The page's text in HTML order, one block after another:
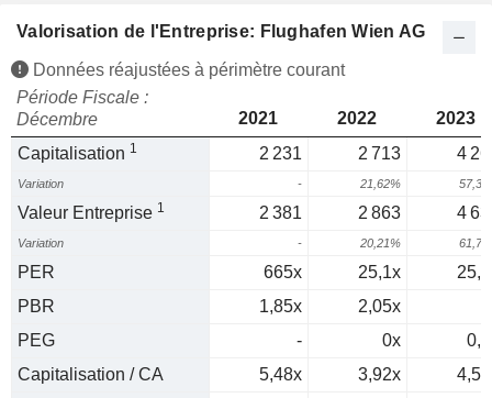
Valorisation de l'Entreprise: Flughafen Wien AG
Données réajustées à périmètre courant
Période Fiscale :
Décembre
2021 2022
2023
Capitalisation 1 2 231 2 713 4
Variation - 21,62%
Valeur Entreprise 1 2 381 2 863 4
Variation - 20,21%
PER 665x 25,1x
PBR
1,85x 2,05x
PEG
- 0x
Capitalisation / CA
5,48x 3,92x